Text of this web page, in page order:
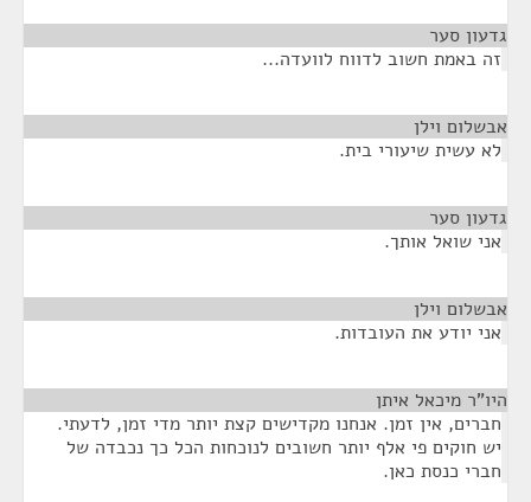
גדעון סער
זה באמת חשוב לדווח לוועדה...
אבשלום וילן
לא עשית שיעורי בית.
גדעון סער
אני שואל אותך.
אבשלום וילן
אני יודע את העובדות.
היו"ר מיכאל איתן
חברים, אין זמן. אנחנו מקדישים קצת יותר מדי זמן, לדעתי.
יש חוקים פי אלף יותר חשובים לנוכחות הכל כך נכבדה של
חברי כנסת כאן.